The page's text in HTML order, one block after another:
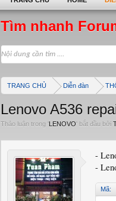
Tìm nhanh
TRANG CHỦ Diễn đàn
Lenovo A536
Thảo luận trong 'LENOVO' bắt đầu bởi
-
-
Mã: